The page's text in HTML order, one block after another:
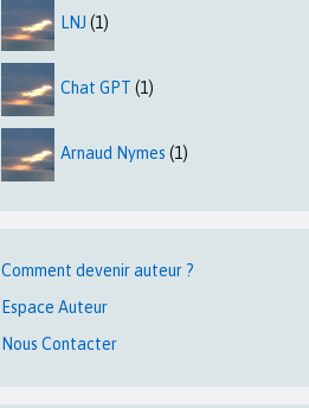
LNJ (1)
Chat GPT (1)
Arnaud Nymes (1)
Comment devenir auteur ?
Espace Auteur
Nous Contacter